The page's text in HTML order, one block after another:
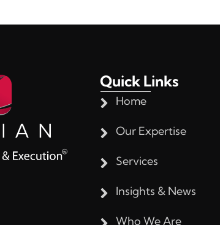
Quick Links
Home
Our Expertise
Services
Insights & News
Who We Are